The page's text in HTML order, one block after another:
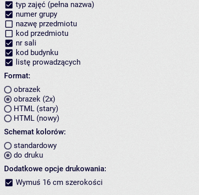
typ zajęć (pełna nazwa)
numer grupy
nazwę przedmiotu
kod przedmiotu
nr sali
kod budynku
listę prowadzących
Format:
obrazek
obrazek (2x)
HTML (stary)
HTML (nowy)
Schemat kolorów:
standardowy
do druku
Dodatkowe opcje drukowania:
Wymuś 16 cm szerokości